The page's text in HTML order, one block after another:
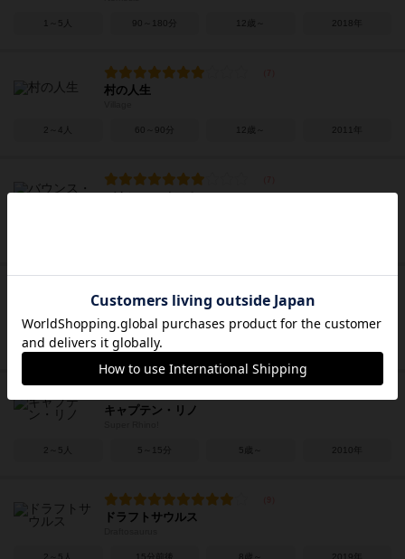
1～5人 90～180分 12歳～ 2018年
村の人生
2～4人 60～90分 12歳～ 2011年
バウンス・オフ！
ダイヤモンドゲーム
Chinese Checkers
2～6人 30分前後
キャプテン・リノ
2～5人 5～15分 5歳～ 2010年
ドラフトサウルス
2～5人 15分前後 8歳～ 2019年